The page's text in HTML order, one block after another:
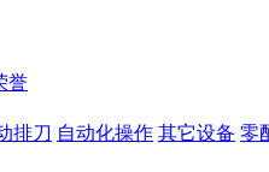
誉
排刀 自动化操作 其它设备 零